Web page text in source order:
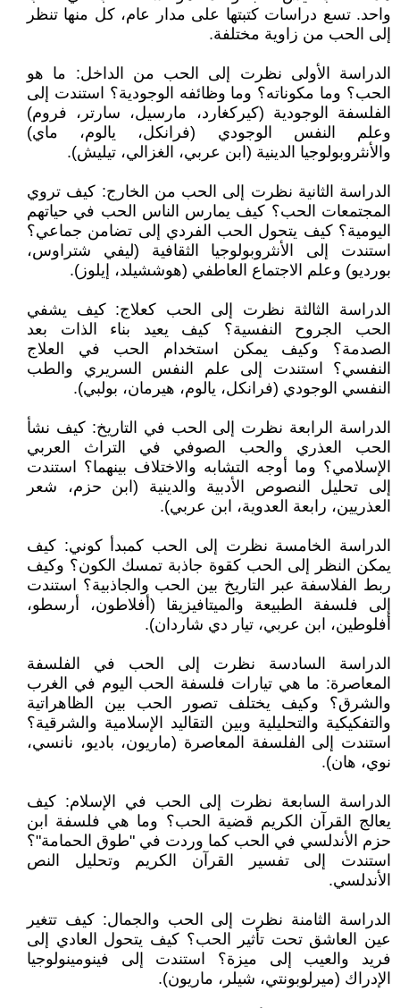
واحد. تسع دراسات كتبتها على مدار عام، كل منها تنظر
إلى الحب من زاوية مختلفة.
الدراسة الأولى نظرت إلى الحب من الداخل: ما هو
الحب؟ وما مكوناته؟ وما وظائفه الوجودية؟ استندت إلى
الفلسفة الوجودية (كيركغارد، مارسيل، سارتر، فروم)
وعلم النفس الوجودي (فرانكل، يالوم، ماي)
والأنثروبولوجيا الدينية (ابن عربي، الغزالي، تيليش).
الدراسة الثانية نظرت إلى الحب من الخارج: كيف تروي
المجتمعات الحب؟ كيف يمارس الناس الحب في حياتهم
اليومية؟ كيف يتحول الحب الفردي إلى تضامن جماعي؟
استندت إلى الأنثروبولوجيا الثقافية (ليفي شتراوس،
بورديو) وعلم الاجتماع العاطفي (هوششيلد، إيلوز).
الدراسة الثالثة نظرت إلى الحب كعلاج: كيف يشفي
الحب الجروح النفسية؟ كيف يعيد بناء الذات بعد
الصدمة؟ وكيف يمكن استخدام الحب في العلاج
النفسي؟ استندت إلى علم النفس السريري والطب
النفسي الوجودي (فرانكل، يالوم، هيرمان، بولبي).
الدراسة الرابعة نظرت إلى الحب في التاريخ: كيف نشأ
الحب العذري والحب الصوفي في التراث العربي
الإسلامي؟ وما أوجه التشابه والاختلاف بينهما؟ استندت
إلى تحليل النصوص الأدبية والدينية (ابن حزم، شعر
العذريين، رابعة العدوية، ابن عربي).
الدراسة الخامسة نظرت إلى الحب كمبدأ كوني: كيف
يمكن النظر إلى الحب كقوة جاذبة تمسك الكون؟ وكيف
ربط الفلاسفة عبر التاريخ بين الحب والجاذبية؟ استندت
إلى فلسفة الطبيعة والميتافيزيقا (أفلاطون، أرسطو،
أفلوطين، ابن عربي، تيار دي شاردان).
الدراسة السادسة نظرت إلى الحب في الفلسفة
المعاصرة: ما هي تيارات فلسفة الحب اليوم في الغرب
والشرق؟ وكيف يختلف تصور الحب بين الظاهراتية
والتفكيكية والتحليلية وبين التقاليد الإسلامية والشرقية؟
استندت إلى الفلسفة المعاصرة (ماريون، باديو، نانسي،
نوي، هان).
الدراسة السابعة نظرت إلى الحب في الإسلام: كيف
يعالج القرآن الكريم قضية الحب؟ وما هي فلسفة ابن
حزم الأندلسي في الحب كما وردت في "طوق الحمامة"؟
استندت إلى تفسير القرآن الكريم وتحليل النص
الأندلسي.
الدراسة الثامنة نظرت إلى الحب والجمال: كيف تتغير
عين العاشق تحت تأثير الحب؟ كيف يتحول العادي إلى
فريد والعيب إلى ميزة؟ استندت إلى فينومينولوجيا
الإدراك (ميرلوبونتي، شيلر، ماريون).